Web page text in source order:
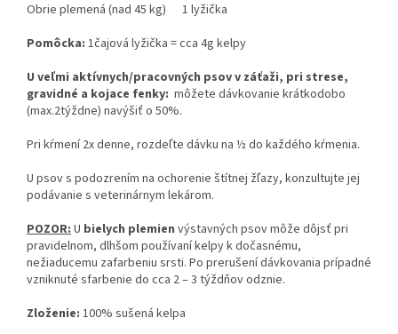
Obrie plemená (nad 45 kg)
1 lyžička
Pomôcka: 1čajová lyžička = cca 4g kelpy
U veľmi aktívnych/pracovných psov v záťaži, pri strese,
gravidné a kojace fenky: môžete dávkovanie krátkodobo
(max.2týždne) navýšiť o 50%.
Pri kŕmení 2x denne, rozdeľte dávku na ½ do každého kŕmenia.
U psov s podozrením na ochorenie štítnej žľazy, konzultujte jej
podávanie s veterinárnym lekárom.
POZOR:U bielych plemien výstavných psov môže dôjsť pri
pravidelnom, dlhšom používaní kelpy k dočasnému,
nežiaducemu zafarbeniu srsti. Po prerušení dávkovania prípadné
vzniknuté sfarbenie do cca 2 – 3 týždňov odznie.
Zloženie: 100% sušená kelpa